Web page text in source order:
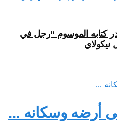
كتابه الموسوم “رجل في
نيكولاي
أرضه وسكانه ...